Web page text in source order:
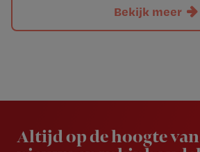
Bekijk meer
Altijd op de hoogte